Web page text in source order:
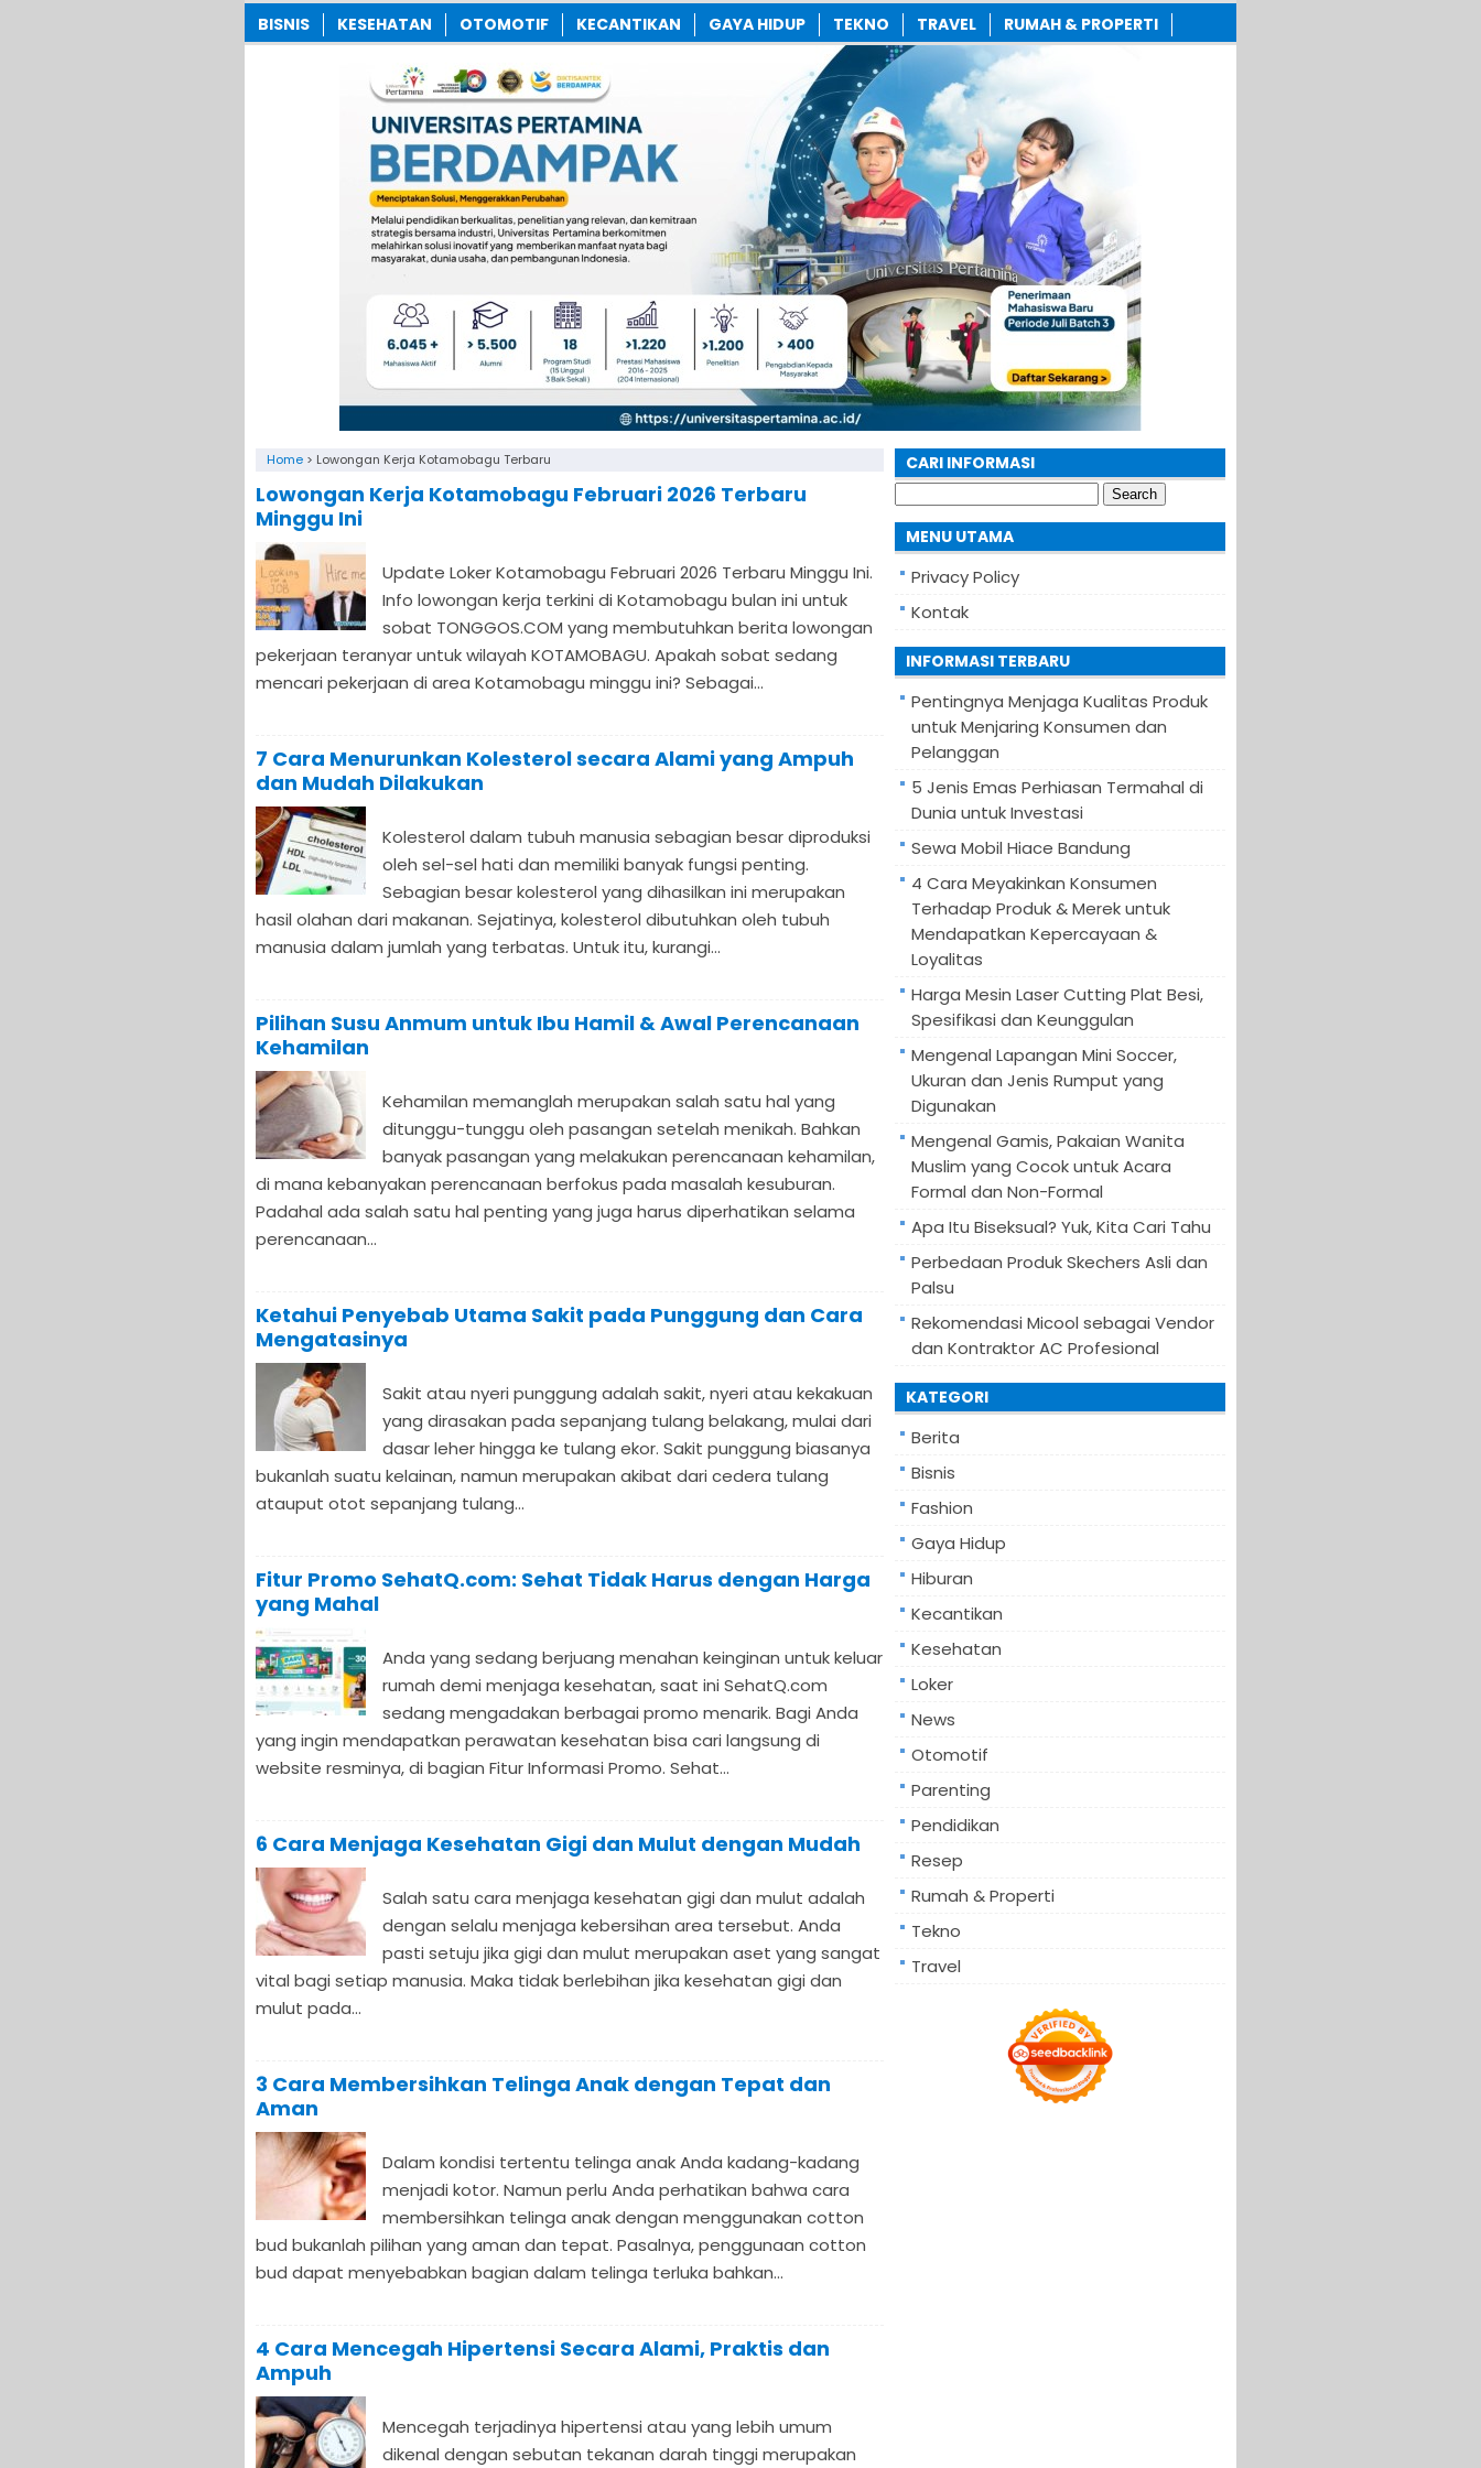
BISNIS KESEHATAN OTOMOTIF KECANTIKAN GAYA HIDUP TEKNO TRAVEL RUMAH & PROPERTI
Home > Lowongan Kerja Kotamobagu Terbaru
Lowongan Kerja Kotamobagu Februari 2026 Terbaru
Minggu Ini
Update Loker Kotamobagu Februari 2026 Terbaru Minggu Ini.
Info lowongan kerja terkini di Kotamobagu bulan ini untuk
sobat TONGGOS.COM yang membutuhkan berita lowongan
pekerjaan teranyar untuk wilayah KOTAMOBAGU. Apakah sobat sedang
mencari pekerjaan di area Kotamobagu minggu ini? Sebagai...
7 Cara Menurunkan Kolesterol secara Alami yang Ampuh
dan Mudah Dilakukan
Kolesterol dalam tubuh manusia sebagian besar diproduksi
oleh sel-sel hati dan memiliki banyak fungsi penting.
Sebagian besar kolesterol yang dihasilkan ini merupakan
hasil olahan dari makanan. Sejatinya, kolesterol dibutuhkan oleh tubuh
manusia dalam jumlah yang terbatas. Untuk itu, kurangi...
Pilihan Susu Anmum untuk Ibu Hamil & Awal Perencanaan
Kehamilan
Kehamilan memanglah merupakan salah satu hal yang
ditunggu-tunggu oleh pasangan setelah menikah. Bahkan
banyak pasangan yang melakukan perencanaan kehamilan,
di mana kebanyakan perencanaan berfokus pada masalah kesuburan.
Padahal ada salah satu hal penting yang juga harus diperhatikan selama
perencanaan...
Ketahui Penyebab Utama Sakit pada Punggung dan Cara
Mengatasinya
Sakit atau nyeri punggung adalah sakit, nyeri atau kekakuan
yang dirasakan pada sepanjang tulang belakang, mulai dari
dasar leher hingga ke tulang ekor. Sakit punggung biasanya
bukanlah suatu kelainan, namun merupakan akibat dari cedera tulang
atauput otot sepanjang tulang...
Fitur Promo SehatQ.com: Sehat Tidak Harus dengan Harga
yang Mahal
Anda yang sedang berjuang menahan keinginan untuk keluar
rumah demi menjaga kesehatan, saat ini SehatQ.com
sedang mengadakan berbagai promo menarik. Bagi Anda
yang ingin mendapatkan perawatan kesehatan bisa cari langsung di
website resminya, di bagian Fitur Informasi Promo. Sehat...
6 Cara Menjaga Kesehatan Gigi dan Mulut dengan Mudah
Salah satu cara menjaga kesehatan gigi dan mulut adalah
dengan selalu menjaga kebersihan area tersebut. Anda
pasti setuju jika gigi dan mulut merupakan aset yang sangat
vital bagi setiap manusia. Maka tidak berlebihan jika kesehatan gigi dan
mulut pada...
3 Cara Membersihkan Telinga Anak dengan Tepat dan
Aman
Dalam kondisi tertentu telinga anak Anda kadang-kadang
menjadi kotor. Namun perlu Anda perhatikan bahwa cara
membersihkan telinga anak dengan menggunakan cotton
bud bukanlah pilihan yang aman dan tepat. Pasalnya, penggunaan cotton
bud dapat menyebabkan bagian dalam telinga terluka bahkan...
4 Cara Mencegah Hipertensi Secara Alami, Praktis dan
Ampuh
Mencegah terjadinya hipertensi atau yang lebih umum
dikenal dengan sebutan tekanan darah tinggi merupakan
CARI INFORMASI
for:
MENU UTAMA
Privacy Policy
Kontak
INFORMASI TERBARU
Pentingnya Menjaga Kualitas Produk
untuk Menjaring Konsumen dan
Pelanggan
5 Jenis Emas Perhiasan Termahal di
Dunia untuk Investasi
Sewa Mobil Hiace Bandung
4 Cara Meyakinkan Konsumen
Terhadap Produk & Merek untuk
Mendapatkan Kepercayaan &
Loyalitas
Harga Mesin Laser Cutting Plat Besi,
Spesifikasi dan Keunggulan
Mengenal Lapangan Mini Soccer,
Ukuran dan Jenis Rumput yang
Digunakan
Mengenal Gamis, Pakaian Wanita
Muslim yang Cocok untuk Acara
Formal dan Non-Formal
Apa Itu Biseksual? Yuk, Kita Cari Tahu
Perbedaan Produk Skechers Asli dan
Palsu
Rekomendasi Micool sebagai Vendor
dan Kontraktor AC Profesional
KATEGORI
Berita
Bisnis
Fashion
Gaya Hidup
Hiburan
Kecantikan
Kesehatan
Loker
News
Otomotif
Parenting
Pendidikan
Resep
Rumah & Properti
Tekno
Travel